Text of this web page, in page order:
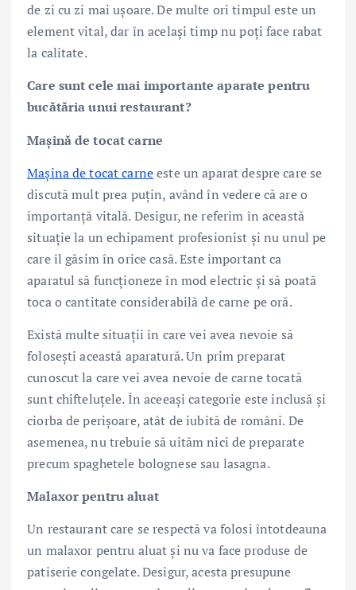
de zi cu zi mai ușoare. De multe ori timpul este un
element vital, dar în același timp nu poți face rabat
la calitate.
Care sunt cele mai importante aparate pentru
bucătăria unui restaurant?
Mașină de tocat carne
Mașina de tocat carneeste un aparat despre care se
discută mult prea puțin, având în vedere că are o
importanță vitală. Desigur, ne referim în această
situație la un echipament profesionist și nu unul pe
care îl găsim în orice casă. Este important ca
aparatul să funcționeze în mod electric și să poată
toca o cantitate considerabilă de carne pe oră.
Există multe situații în care vei avea nevoie să
folosești această aparatură. Un prim preparat
cunoscut la care vei avea nevoie de carne tocată
sunt chifteluțele. În aceeași categorie este inclusă și
ciorba de perișoare, atât de iubită de români. De
asemenea, nu trebuie să uităm nici de preparate
precum spaghetele bolognese sau lasagna.
Malaxor pentru aluat
Un restaurant care se respectă va folosi întotdeauna
un malaxor pentru aluat și nu va face produse de
patiserie congelate. Desigur, acesta presupune